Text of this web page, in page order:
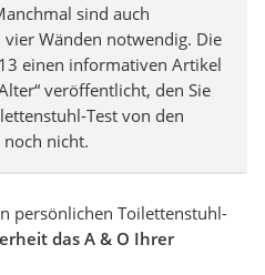
sind auch
Wänden notwendig. Die
einen informativen Artikel
veröffentlicht, den Sie
Test von den
nicht.
persönlichen Toilettenstuhl-
das A & O Ihrer